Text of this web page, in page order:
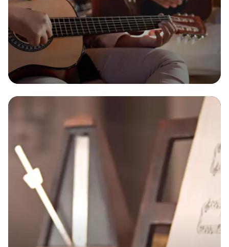
Multirisque
La solution d'assurance tout-en-un pour votre
devis